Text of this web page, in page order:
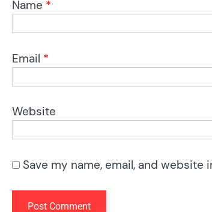
Name *
Email *
Website
Save my name, email, and